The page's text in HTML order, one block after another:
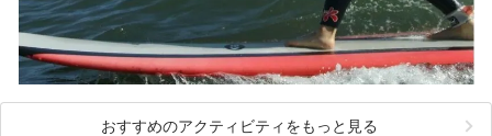
おすすめのアクティビティをもっと見る